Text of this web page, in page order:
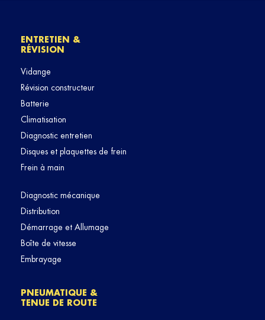
ENTRETIEN &
RÉVISION
Vidange
Révision constructeur
Batterie
Climatisation
Diagnostic entretien
Disques et plaquettes de frein
Frein à main
Diagnostic mécanique
Distribution
Démarrage et Allumage
Boîte de vitesse
Embrayage
PNEUMATIQUE &
TENUE DE ROUTE